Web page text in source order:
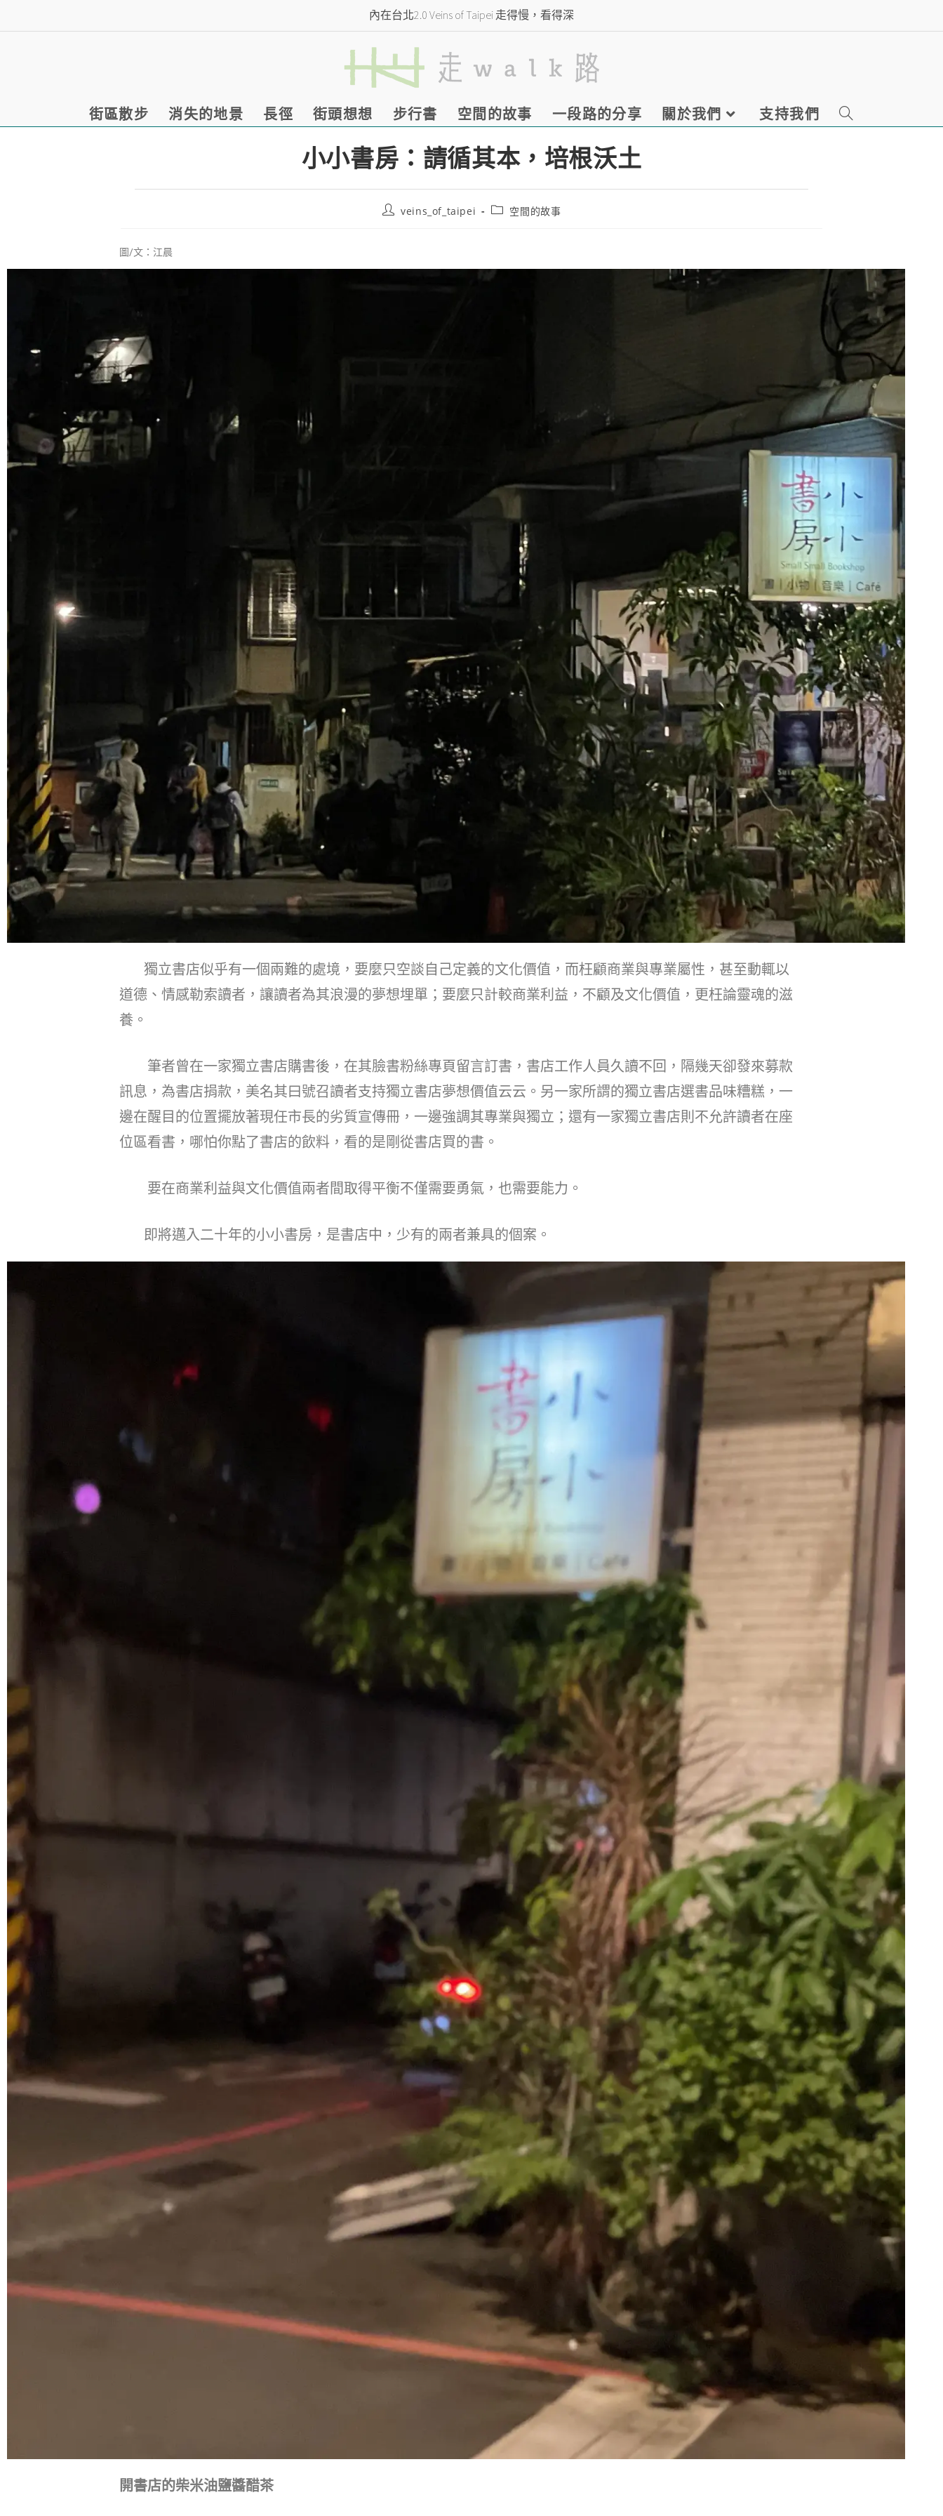
內在台北2.0 Veins of Taipei 走得慢，看得深
街區散步 消失的地景 長徑 街頭想想 步行書 空間的故事 一段路的分享 關於我們 支持我們
小小書房：請循其本，培根沃土
veins_of_taipei 空間的故事
圖/文：江晨
獨立書店似乎有一個兩難的處境，要麼只空談自己定義的文化價值，而枉顧商業與專業屬性，甚至動輒以
道德、情感勒索讀者，讓讀者為其浪漫的夢想埋單；要麼只計較商業利益，不顧及文化價值，更枉論靈魂的滋
養。
筆者曾在一家獨立書店購書後，在其臉書粉絲專頁留言訂書，書店工作人員久讀不回，隔幾天卻發來募款
訊息，為書店捐款，美名其曰號召讀者支持獨立書店夢想價值云云。另一家所謂的獨立書店選書品味糟糕，一
邊在醒目的位置擺放著現任市長的劣質宣傳冊，一邊強調其專業與獨立；還有一家獨立書店則不允許讀者在座
位區看書，哪怕你點了書店的飲料，看的是剛從書店買的書。
要在商業利益與文化價值兩者間取得平衡不僅需要勇氣，也需要能力。
即將邁入二十年的小小書房，是書店中，少有的兩者兼具的個案。
開書店的柴米油鹽醬醋茶